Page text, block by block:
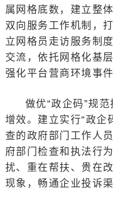
属网格底数，建立整
双向服务工作机制，
立网格员走访服务制
交流，依托网格化基
强化平台营商环境事
做优“政企码”规
增效。建立实行“政企
查的政府部门工作人
府部门检查和执法行
扰、重在帮扶、贵在
现象，畅通企业投诉